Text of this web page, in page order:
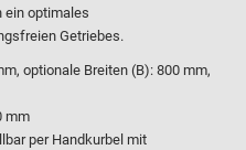
ein optimales
Getriebes.
optionale Breiten (B): 800 mm,
mm
per Handkurbel mit